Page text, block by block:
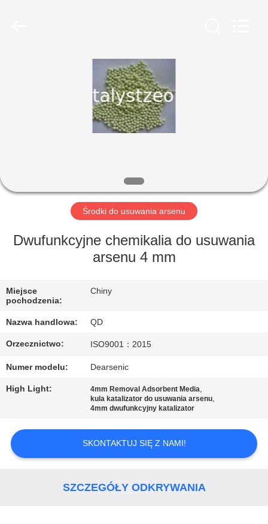
PRODUKTY
WYCIECZKA
FABRYCE
JAKOŚCI
SKONTAKTUJ
SIĘ
Z
NAMI
AKTUALNOŚCI
SPRAWY
Środki do usuwania arsenu
Dwufunkcyjne chemikalia do usuwania
arsenu 4 mm
Miejsce
pochodzenia:
Chiny
Nazwa handlowa: QD
Orzecznictwo: ISO9001：2015
Numer modelu: Dearsenic
High Light: 4mm Removal Adsorbent Media,
kula katalizator do usuwania arsenu,
4mm dwufunkcyjny katalizator
SKONTAKTUJ SIĘ Z NAMI!
SZCZEGÓŁY ODKRYWANIA